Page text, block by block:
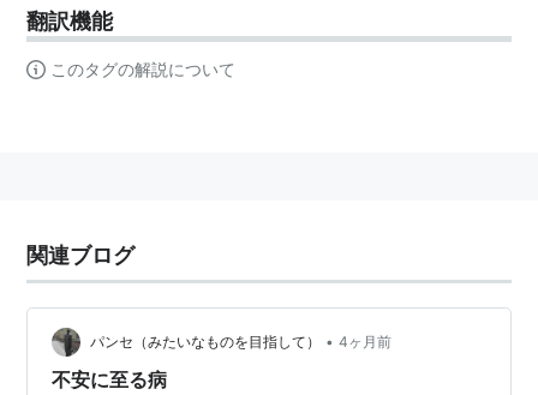
翻訳機能
このタグの解説について
関連ブログ
パンセ（みたいなものを目指して） • 4ヶ月前
不安に至る病